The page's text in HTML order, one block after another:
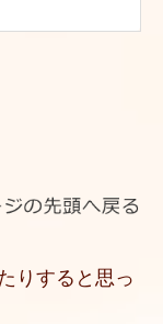
りすると思っ